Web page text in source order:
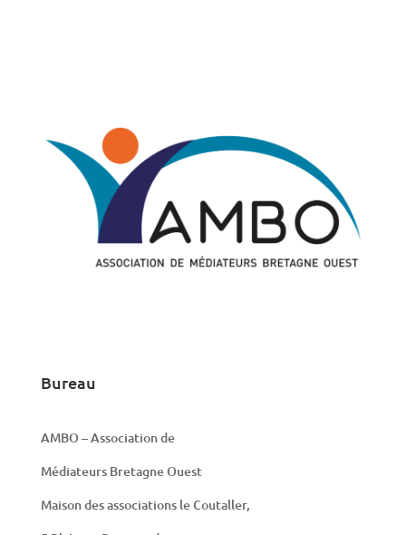
Bureau
AMBO – Association de
Médiateurs Bretagne Ouest
Maison des associations le Coutaller,